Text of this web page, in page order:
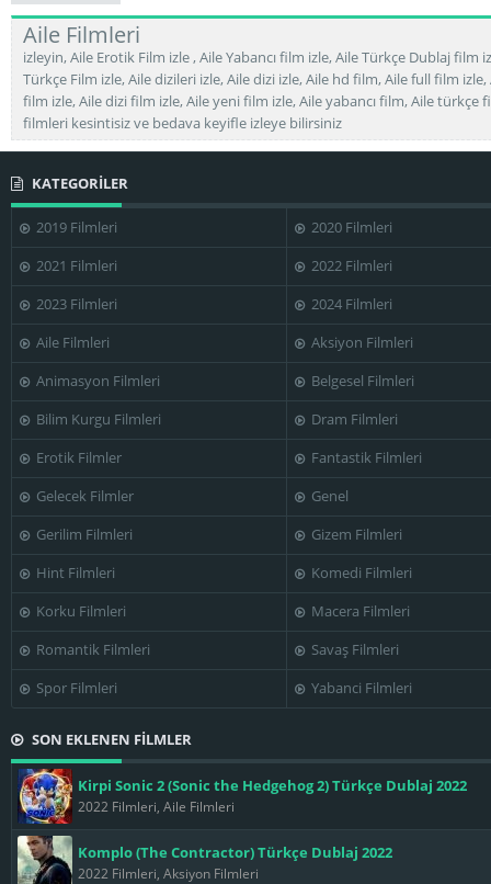
Aile Filmleri
izleyin, Aile Erotik Film izle , Aile Yabancı film izle, Aile Türkçe Dublaj film
Türkçe Film izle, Aile dizileri izle, Aile dizi izle, Aile hd film, Aile full film izle,
film izle, Aile dizi film izle, Aile yeni film izle, Aile yabancı film, Aile türkçe
filmleri kesintisiz ve bedava keyifle izleye bilirsiniz
KATEGORİLER
2019 Filmleri
2020 Filmleri
2021 Filmleri
2022 Filmleri
2023 Filmleri
2024 Filmleri
Aile Filmleri
Aksiyon Filmleri
Animasyon Filmleri
Belgesel Filmleri
Bilim Kurgu Filmleri
Dram Filmleri
Erotik Filmler
Fantastik Filmleri
Gelecek Filmler
Genel
Gerilim Filmleri
Gizem Filmleri
Hint Filmleri
Komedi Filmleri
Korku Filmleri
Macera Filmleri
Romantik Filmleri
Savaş Filmleri
Spor Filmleri
Yabanci Filmleri
SON EKLENEN FİLMLER
Kirpi Sonic 2 (Sonic the Hedgehog 2) Türkçe Dublaj 2022
2022 Filmleri, Aile Filmleri
Komplo (The Contractor) Türkçe Dublaj 2022
2022 Filmleri, Aksiyon Filmleri